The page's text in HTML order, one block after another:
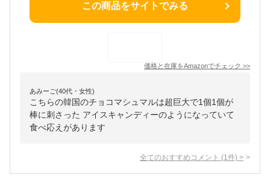
この商品をサイトでみる
価格と在庫をAmazonでチェック >>
あみーご(40代・女性)
こちらの韓国のチョコマシュマルは超巨大で1個1個が
棒に刺さった アイスキャンディーのようになっていて
食べ応えがあります
全てのおすすめコメント (1 件) >